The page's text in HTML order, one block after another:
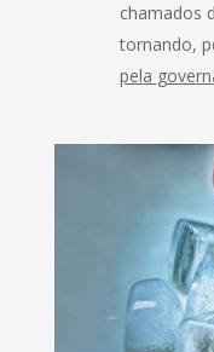
chamados
tornando,
pela